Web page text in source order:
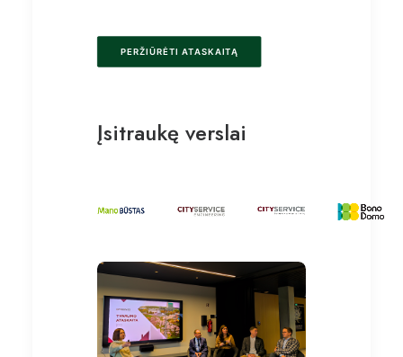
PERŽIŪRĖTI ATASKAITĄ
Įsitraukę verslai